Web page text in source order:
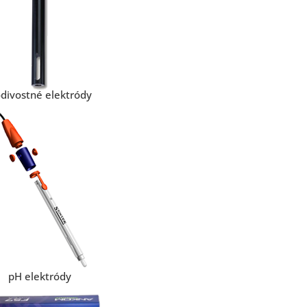
elektródy
pH elektródy